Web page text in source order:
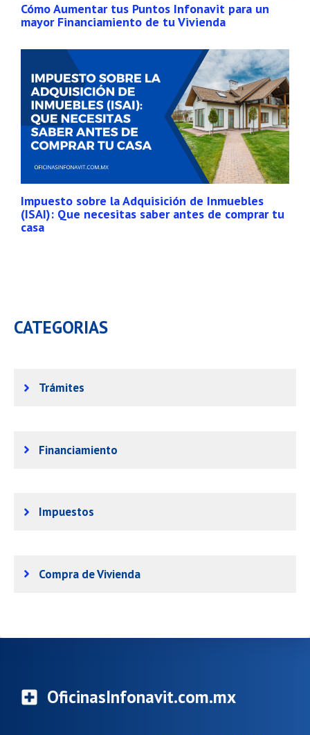
Cómo Aumentar tus Puntos Infonavit para un
mayor Financiamiento de tu Vivienda
Impuesto sobre la Adquisición de Inmuebles
(ISAI): Que necesitas saber antes de comprar tu
casa
CATEGORIAS
Trámites
Financiamiento
Impuestos
Compra de Vivienda
OficinasInfonavit.com.mx